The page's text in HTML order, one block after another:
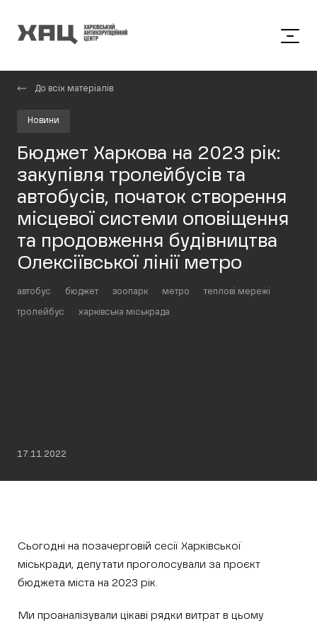
До всіх матеріалів
Новини
Бюджет Харкова на 2023 рік:
закупівля тролейбусів та
автобусів, початок створення
місцевої системи оповіщення
та продовження будівництва
Олексіївської лінії метро
автобус бюджет зоопарк метро теплові мережі
тролейбус харківська міськрада
17.11.2022
Сьогодні на позачерговій сесії Харківської
міськради, депутати проголосували за проєкт
бюджета міста на 2023 рік.
Ми проаналізували цікаві рядки витрат в цьому